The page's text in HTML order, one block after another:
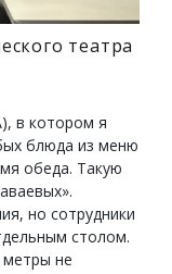
театра
в котором я
блюда из меню
обеда. Такую
но сотрудники
столом.
метры не